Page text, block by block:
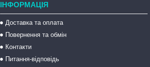
ІНФОРМАЦІЯ
Доставка та оплата
Повернення та обмін
Контакти
Питання-відповідь